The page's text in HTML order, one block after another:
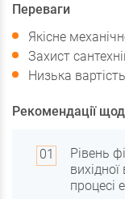
Переваги
Якісне
Захист
Низька
Рекомендації
Рівень
процесі